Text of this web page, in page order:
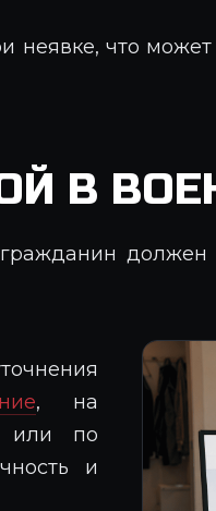
неявке, что
В
, на
или по
и